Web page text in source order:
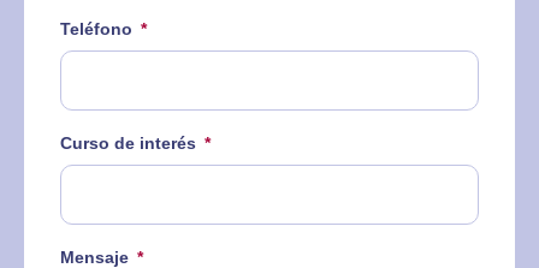
Teléfono
Curso de interés
Mensaje